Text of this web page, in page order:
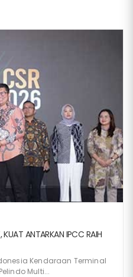
ANTARKAN IPCC RAIH
Kendaraan Terminal
Multi...